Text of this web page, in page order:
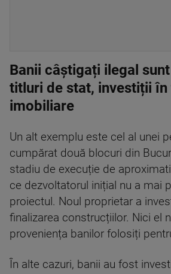
Banii câștigați ilegal
titluri de stat, investiții
imobiliare
Un alt exemplu este cel al unei
cumpărat două blocuri din
stadiu de execuție de
ce dezvoltatorul inițial nu a mai
proiectul. Noul proprietar a
finalizarea construcțiilor. Nici el
proveniența banilor folosiți
În alte cazuri, banii au fost